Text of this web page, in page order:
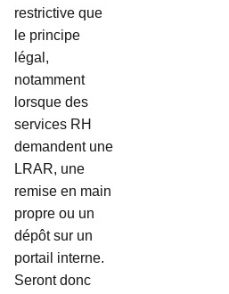
restrictive que
le principe
légal,
notamment
lorsque des
services RH
demandent une
LRAR, une
remise en main
propre ou un
dépôt sur un
portail interne.
Seront donc